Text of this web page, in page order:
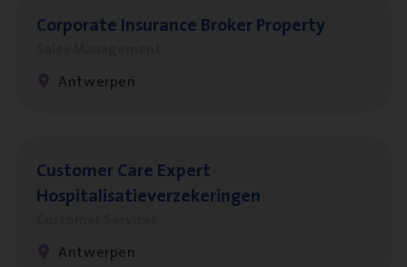
Cor­po­ra­te Insu­ran­ce Bro­ker Property
Antwerpen
Cus­to­mer Care Expert
Hospitalisatieverzekeringen
Antwerpen